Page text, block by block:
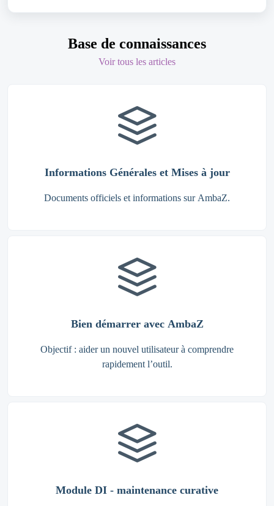
Base de connaissances
Voir tous les articles
Informations Générales et Mises à jour
Documents officiels et informations sur AmbaZ.
Bien démarrer avec AmbaZ
Objectif : aider un nouvel utilisateur à comprendre
rapidement l’outil.
Module DI - maintenance curative